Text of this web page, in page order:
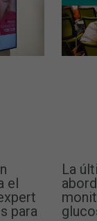
el
para
La